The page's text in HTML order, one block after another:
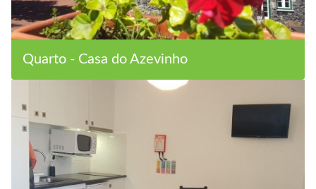
Quarto - Casa do Azevinho